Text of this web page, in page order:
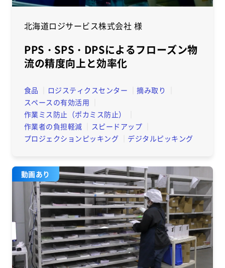
北海道ロジサービス株式会社 様
PPS・SPS・DPSによるフローズン物
流の精度向上と効率化
食品 ロジスティクスセンター
摘み取り
スペースの有効活用
作業ミス防止（ポカミス防止）
作業者の負担軽減
スピードアップ
プロジェクションピッキング
デジタルピッキング
動画あり